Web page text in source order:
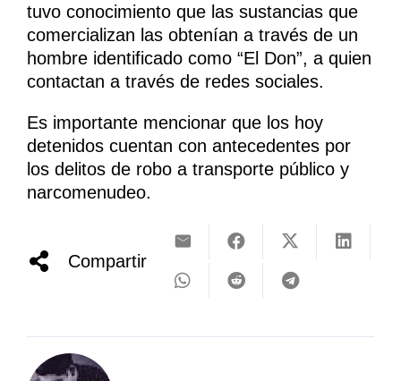
tuvo conocimiento que las sustancias que
comercializan las obtenían a través de un
hombre identificado como “El Don”, a quien
contactan a través de redes sociales.
Es importante mencionar que los hoy
detenidos cuentan con antecedentes por
los delitos de robo a transporte público y
narcomenudeo.
Compartir